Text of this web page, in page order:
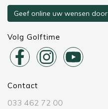
Geef online uw wensen door
Volg Golftime
Contact
033 462 72 00